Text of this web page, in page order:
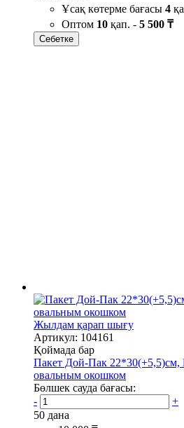
Ұсақ көтерме бағасы 4
Оптом 10 қап. - 5 500 ₸
Себетке
Жылдам қарап шығу
Артикул: 104161
Қоймада бар
Пакет Дой-Пак 22*30(+5,5)см,
овальным окошком
Бөлшек сауда бағасы:
-
+
50 дана